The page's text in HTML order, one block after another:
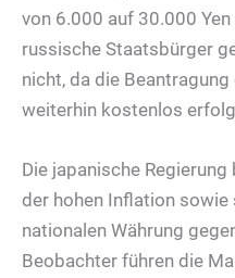
von 6.000 auf 30.000
russische Staatsbürger
nicht, da die
weiterhin kostenlos
Die japanische
der hohen Inflation sowie
nationalen Währung
Beobachter führen die